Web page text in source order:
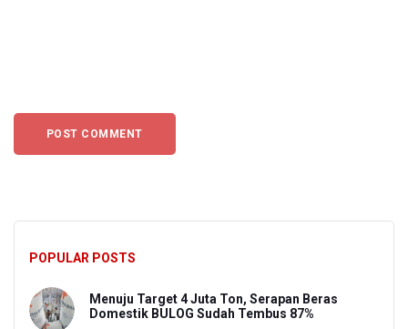
POPULAR POSTS
Menuju Target 4 Juta Ton, Serapan Beras
Domestik BULOG Sudah Tembus 87%